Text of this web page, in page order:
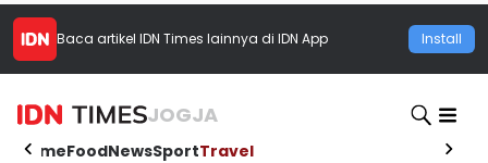
Baca artikel IDN Times lainnya di IDN App Install
JOGJA
HomeFoodNewsSportTravel